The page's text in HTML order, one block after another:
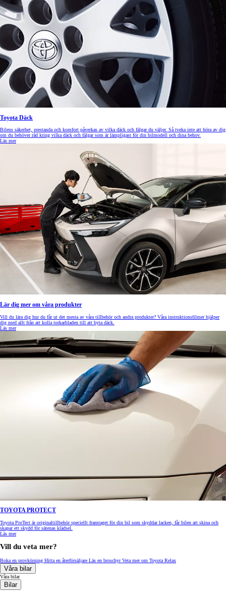
Toyota Däck
Bilens säkerhet, prestanda och komfort påverkas av vilka däck och fälgar du väljer. Så tveka inte att höra av dig
om du behöver råd kring vilka däck och fälgar som är lämpligast för din bilmodell och dina behov.
Läs mer
Lär dig mer om våra produkter
Vill du lära dig hur du får ut det mesta av våra tillbehör och andra produkter? Våra instruktionsfilmer hjälper
dig med allt från att kolla torkarbladen till att byta däck.
Läs mer
TOYOTA PROTECT
Toyota ProTect är originaltillbehör speciellt framtaget för din bil som skyddar lacken, får bilen att skina och
skapar ett skydd för sätenas klädsel.
Läs mer
Vill du veta mer?
Boka en provkörning Hitta en återförsäljare Läs en broschyrVeta mer om Toyota Relax
Våra bilar
Våra bilar
Bilar